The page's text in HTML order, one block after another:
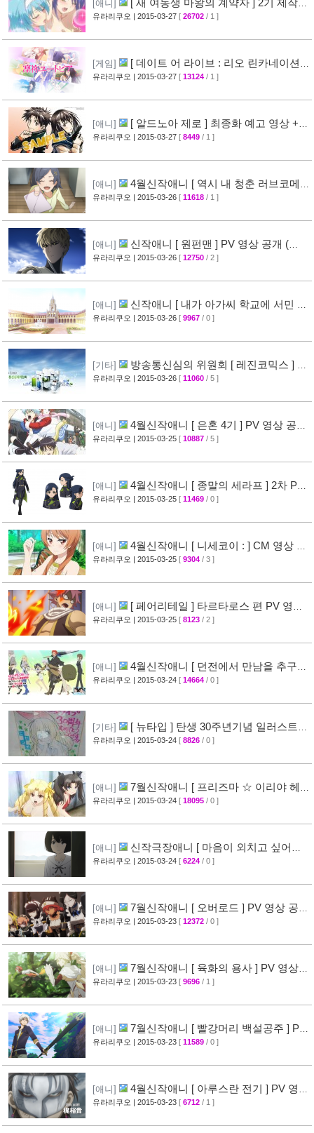
[애니]
[ 새 여동생 마왕의 계약자 ] 2기 제작
결정 + 티저 영상 공개 [45]
유라리쿠오 | 2015-03-27 [ 26702 / 1 ]
[게임]
[ 데이트 어 라이브 : 리오 린카네이션 ]
PV 영상 공개 [36]
유라리쿠오 | 2015-03-27 [ 13124 / 1 ]
[애니]
[ 알드노아 제로 ] 최종화 예고 영상 +
만화 신작 발매 정보 [40]
유라리쿠오 | 2015-03-27 [ 8449 / 1 ]
[애니]
4월신작애니 [ 역시 내 청춘 러브코메
디는 잘못됐다 속 ] 2차 PV 영상 공개
유라리쿠오 | 2015-03-26 [ 11618 / 1 ]
[애니]
신작애니 [ 원펀맨 ] PV 영상 공개 (
onepunchman ) [49]
유라리쿠오 | 2015-03-26 [ 12750 / 2 ]
[애니]
신작애니 [ 내가 아가씨 학교에 서민 샘
플로 겟츠당한 사건 ] 티저 영상 공개
유라리쿠오 | 2015-03-26 [ 9967 / 0 ]
[기타]
방송통신심의 위원회 [ 레진코믹스 ] 접
속 차단 보류 소식 [51]
유라리쿠오 | 2015-03-26 [ 11060 / 5 ]
[애니]
4월신작애니 [ 은혼 4기 ] PV 영상 공
개 [67]
유라리쿠오 | 2015-03-25 [ 10887 / 5 ]
[애니]
4월신작애니 [ 종말의 세라프 ] 2차 PV
영상 공개
[32]
유라리쿠오 | 2015-03-25 [ 11469 / 0 ]
[애니]
4월신작애니 [ 니세코이 : ] CM 영상 공
개 [47]
유라리쿠오 | 2015-03-25 [ 9304 / 3 ]
[애니]
[ 페어리테일 ] 타르타로스 편 PV 영상
공개 ( FAIRY TAIL )
[32]
유라리쿠오 | 2015-03-25 [ 8123 / 2 ]
[애니]
4월신작애니 [ 던전에서 만남을 추구하
면 안되는 걸까? ] 2차 PV 영상 공개
유라리쿠오 | 2015-03-24 [ 14664 / 0 ]
[기타]
[ 뉴타입 ] 탄생 30주년기념 일러스트 +
[ A-1 Pictures ] 10주년 기념 일러스트 공개
유라리쿠오 | 2015-03-24 [ 8826 / 0 ]
[애니]
7월신작애니 [ 프리즈마 ☆ 이리야 헤
르츠! ] 티저 영상 공개 (Fate/kaleid liner)
유라리쿠오 | 2015-03-24 [ 18095 / 0 ]
[애니]
신작극장애니 [ 마음이 외치고 싶어한
다 ] PV 영상 + 주요 성우진 명단 공개
유라리쿠오 | 2015-03-24 [ 6224 / 0 ]
[애니]
7월신작애니 [ 오버로드 ] PV 영상 공
개 [41]
유라리쿠오 | 2015-03-23 [ 12372 / 0 ]
[애니]
7월신작애니 [ 육화의 용사 ] PV 영상
공개 [31]
유라리쿠오 | 2015-03-23 [ 9696 / 1 ]
[애니]
7월신작애니 [ 빨강머리 백설공주 ] PV
영상 공개
[30]
유라리쿠오 | 2015-03-23 [ 11589 / 0 ]
[애니]
4월신작애니 [ 아루스란 전기 ] PV 영상
공개 [29]
유라리쿠오 | 2015-03-23 [ 6712 / 1 ]